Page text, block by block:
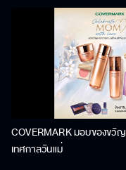
COVERMARK มอบของขวั
เทศกาลวันแม่